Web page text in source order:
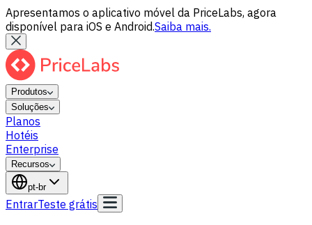
Apresentamos o aplicativo móvel da PriceLabs, agora
disponível para iOS e Android.Saiba mais.
Produtos
Soluções
Planos
Hotéis
Enterprise
Recursos
pt-br
EntrarTeste grátis